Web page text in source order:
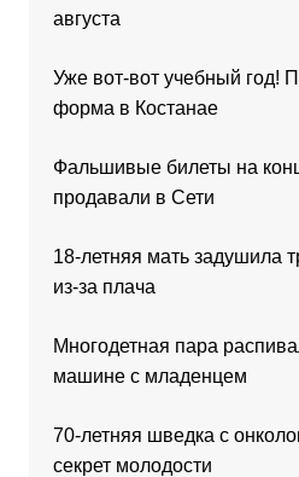
августа
Уже вот-вот учебный год!
форма в Костанае
Фальшивые билеты на
продавали в Сети
18-летняя мать задушила
из-за плача
Многодетная пара
машине с младенцем
70-летняя шведка с
секрет молодости